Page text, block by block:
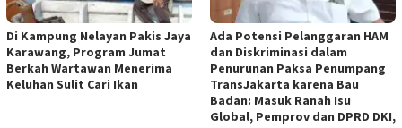
Di Kampung Nelayan Pakis Jaya
Karawang, Program Jumat
Berkah Wartawan Menerima
Keluhan Sulit Cari Ikan
Ada Potensi Pelanggaran HAM
dan Diskriminasi dalam
Penurunan Paksa Penumpang
TransJakarta karena Bau
Badan: Masuk Ranah Isu
Global, Pemprov dan DPRD DKI,